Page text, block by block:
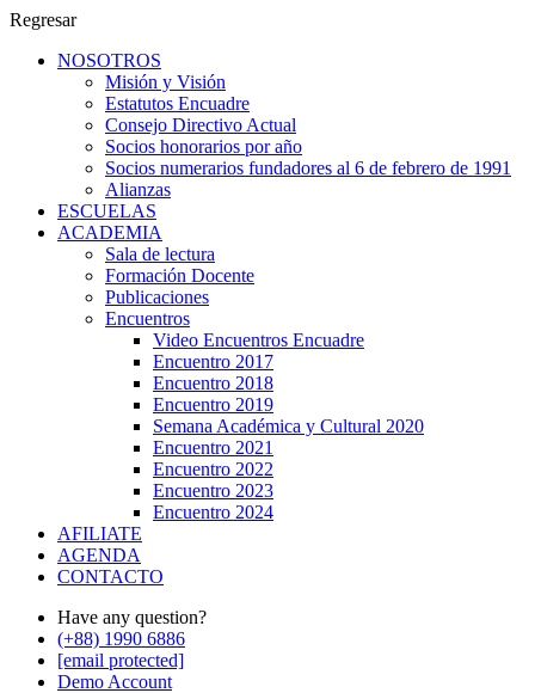
Regresar
NOSOTROS
Misión y Visión
Estatutos Encuadre
Consejo Directivo Actual
Socios honorarios por año
Socios numerarios fundadores al 6 de febrero de 1991
Alianzas
ESCUELAS
ACADEMIA
Sala de lectura
Formación Docente
Publicaciones
Encuentros
Video Encuentros Encuadre
Encuentro 2017
Encuentro 2018
Encuentro 2019
Semana Académica y Cultural 2020
Encuentro 2021
Encuentro 2022
Encuentro 2023
Encuentro 2024
AFILIATE
AGENDA
CONTACTO
Have any question?
(+88) 1990 6886
[email protected]
Demo Account